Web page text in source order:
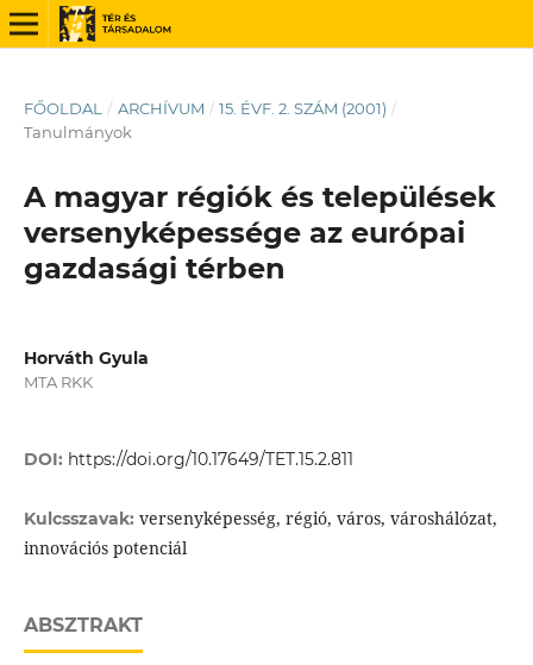
FŐOLDAL / ARCHÍVUM / 15. ÉVF. 2. SZÁM (2001) /
Tanulmányok
A magyar régiók és települések
versenyképessége az európai
gazdasági térben
Horváth Gyula
MTA RKK
DOI: https://doi.org/10.17649/TET.15.2.811
Kulcsszavak: versenyképesség, régió, város, városhálózat,
innovációs potenciál
ABSZTRAKT